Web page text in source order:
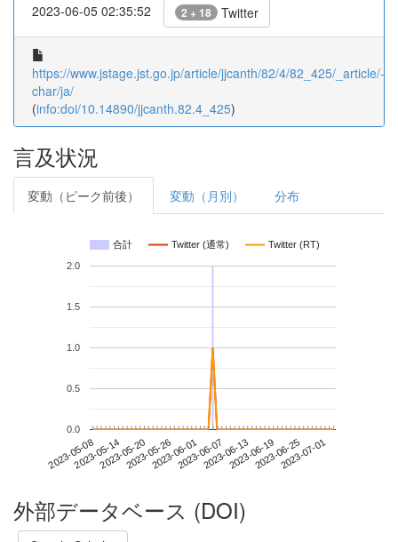
2023-06-05 02:35:52 2 + 18 Twitter
https://www.jstage.jst.go.jp/article/jjcanth/82/4/82_425/_article/-
char/ja/
(info:doi/10.14890/jjcanth.82.4_425)
言及状況
変動（ピーク前後） 変動（月別） 分布
合計 Twitter (通常) Twitter (RT)
2023-05-082023-05-142023-05-202023-05-262023-06-012023-06-072023-06-132023-06-192023-06-252023-07-01
0.0
0.5
1.0
1.5
2.0
外部データベース (DOI)